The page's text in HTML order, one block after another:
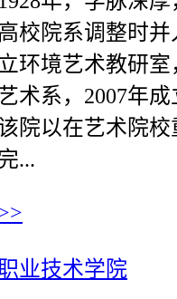
校院系调整时并
环境艺术教研室
术系，2007年
院以在艺术院校
...
业技术学院